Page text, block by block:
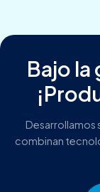
Bajo la
Desarrollamos
combinan